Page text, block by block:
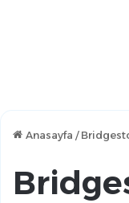
Anasayfa /